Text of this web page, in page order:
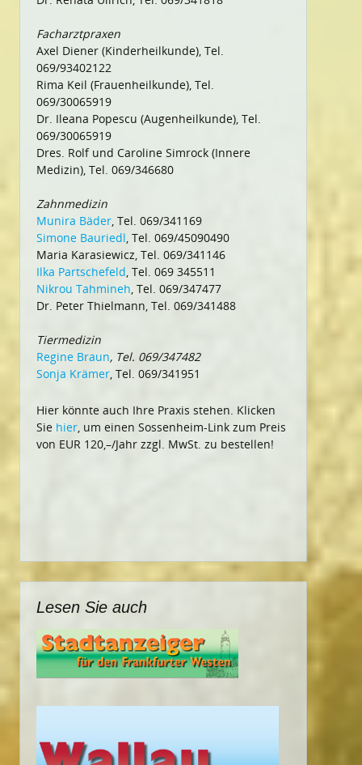
Facharztpraxen
Axel Diener (Kinderheilkunde), Tel.
069/93402122
Rima Keil (Frauenheilkunde), Tel.
069/30065919
Dr. Ileana Popescu (Augenheilkunde), Tel.
069/30065919
Dres. Rolf und Caroline Simrock (Innere
Medizin), Tel. 069/346680
Zahnmedizin
Munira Bäder, Tel. 069/341169
Simone Bauriedl, Tel. 069/45090490
Maria Karasiewicz, Tel. 069/341146
Ilka Partschefeld, Tel. 069 345511
Nikrou Tahmineh, Tel. 069/347477
Dr. Peter Thielmann, Tel. 069/341488
Tiermedizin
Regine Braun, Tel. 069/347482
Sonja Krämer, Tel. 069/341951
Hier könnte auch Ihre Praxis stehen. Klicken
Sie hier, um einen Sossenheim-Link zum Preis
von EUR 120,–/Jahr zzgl. MwSt. zu bestellen!
Lesen Sie auch